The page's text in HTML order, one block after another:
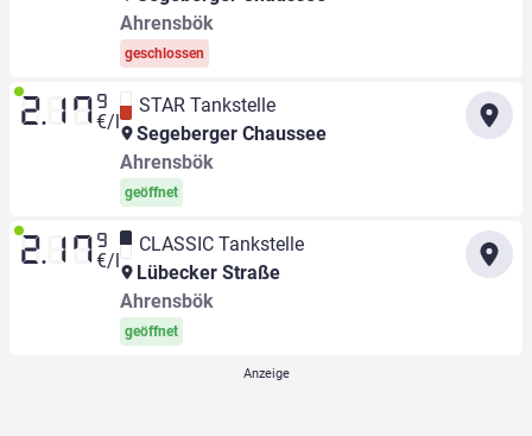
Ahrensbök
geschlossen
2.17 9
€/l
STAR Tankstelle
Segeberger Chaussee
Ahrensbök
geöffnet
2.17 9
€/l
CLASSIC Tankstelle
Lübecker Straße
Ahrensbök
geöffnet